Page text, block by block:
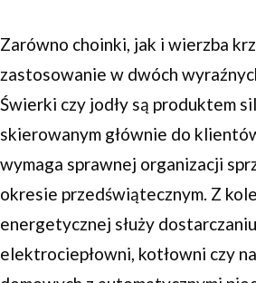
Zarówno choinki, jak i wierzba
zastosowanie w dwóch
Świerki czy jodły są produktem
skierowanym głównie do
wymaga sprawnej organizacji
okresie przedświątecznym. Z
energetycznej służy
elektrociepłowni, kotłowni czy